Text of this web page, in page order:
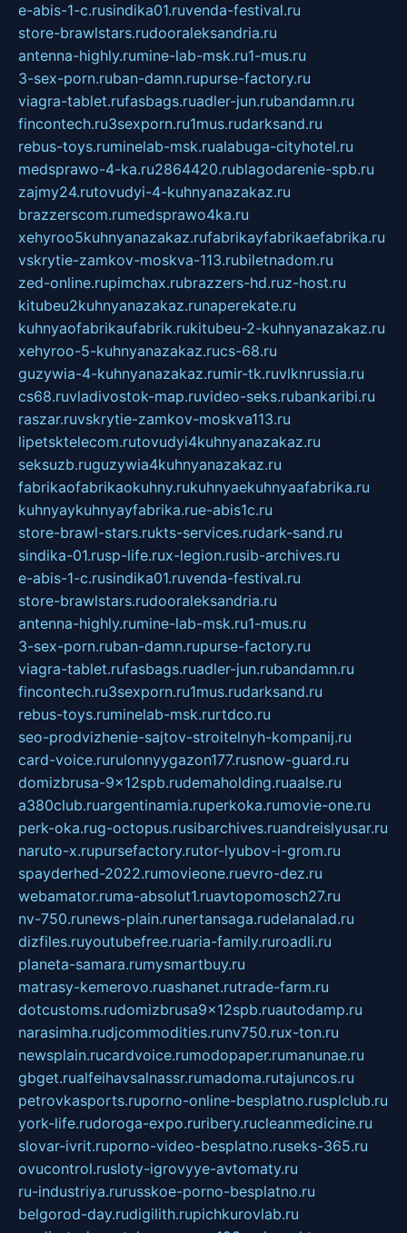
e-abis-1-c.rusindika01.ruvenda-festival.ru
store-brawlstars.rudooraleksandria.ru
antenna-highly.rumine-lab-msk.ru1-mus.ru
3-sex-porn.ruban-damn.rupurse-factory.ru
viagra-tablet.rufasbags.ruadler-jun.rubandamn.ru
fincontech.ru3sexporn.ru1mus.rudarksand.ru
rebus-toys.ruminelab-msk.rualabuga-cityhotel.ru
medsprawo-4-ka.ru2864420.rublagodarenie-spb.ru
zajmy24.rutovudyi-4-kuhnyanazakaz.ru
brazzerscom.rumedsprawo4ka.ru
xehyroo5kuhnyanazakaz.rufabrikayfabrikaefabrika.ru
vskrytie-zamkov-moskva-113.rubiletnadom.ru
zed-online.rupimchax.rubrazzers-hd.ruz-host.ru
kitubeu2kuhnyanazakaz.runaperekate.ru
kuhnyaofabrikaufabrik.rukitubeu-2-kuhnyanazakaz.ru
xehyroo-5-kuhnyanazakaz.rucs-68.ru
guzywia-4-kuhnyanazakaz.rumir-tk.ruvlknrussia.ru
cs68.ruvladivostok-map.ruvideo-seks.rubankaribi.ru
raszar.ruvskrytie-zamkov-moskva113.ru
lipetsktelecom.rutovudyi4kuhnyanazakaz.ru
seksuzb.ruguzywia4kuhnyanazakaz.ru
fabrikaofabrikaokuhny.rukuhnyaekuhnyaafabrika.ru
kuhnyaykuhnyayfabrika.rue-abis1c.ru
store-brawl-stars.rukts-services.rudark-sand.ru
sindika-01.rusp-life.rux-legion.rusib-archives.ru
e-abis-1-c.rusindika01.ruvenda-festival.ru
store-brawlstars.rudooraleksandria.ru
antenna-highly.rumine-lab-msk.ru1-mus.ru
3-sex-porn.ruban-damn.rupurse-factory.ru
viagra-tablet.rufasbags.ruadler-jun.rubandamn.ru
fincontech.ru3sexporn.ru1mus.rudarksand.ru
rebus-toys.ruminelab-msk.rurtdco.ru
seo-prodvizhenie-sajtov-stroitelnyh-kompanij.ru
card-voice.rurulonnyygazon177.rusnow-guard.ru
domizbrusa-9x12spb.rudemaholding.ruaalse.ru
a380club.ruargentinamia.ruperkoka.rumovie-one.ru
perk-oka.rug-octopus.rusibarchives.ruandreislyusar.ru
naruto-x.rupursefactory.rutor-lyubov-i-grom.ru
spayderhed-2022.rumovieone.ruevro-dez.ru
webamator.ruma-absolut1.ruavtopomosch27.ru
nv-750.runews-plain.runertansaga.rudelanalad.ru
dizfiles.ruyoutubefree.ruaria-family.ruroadli.ru
planeta-samara.rumysmartbuy.ru
matrasy-kemerovo.ruashanet.rutrade-farm.ru
dotcustoms.rudomizbrusa9x12spb.ruautodamp.ru
narasimha.rudjcommodities.runv750.rux-ton.ru
newsplain.rucardvoice.rumodopaper.rumanunae.ru
gbget.rualfeihavsalnassr.rumadoma.rutajuncos.ru
petrovkasports.ruporno-online-besplatno.rusplclub.ru
york-life.rudoroga-expo.ruribery.rucleanmedicine.ru
slovar-ivrit.ruporno-video-besplatno.ruseks-365.ru
ovucontrol.rusloty-igrovyye-avtomaty.ru
ru-industriya.rurusskoe-porno-besplatno.ru
belgorod-day.rudigilith.rupichkurovlab.ru